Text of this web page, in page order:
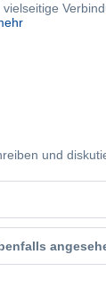
und